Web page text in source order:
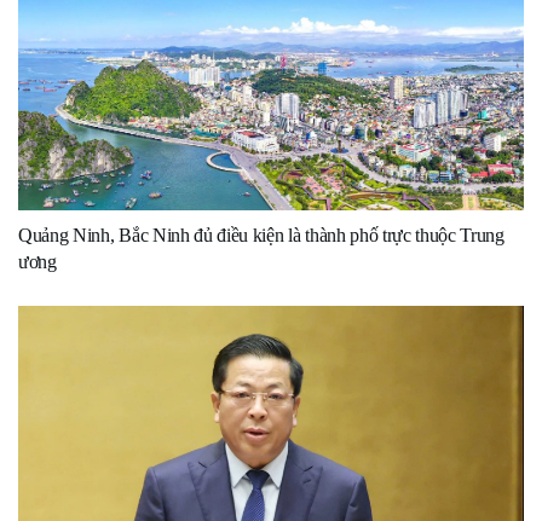
Quảng Ninh, Bắc Ninh đủ điều kiện là thành phố trực thuộc Trung
ương